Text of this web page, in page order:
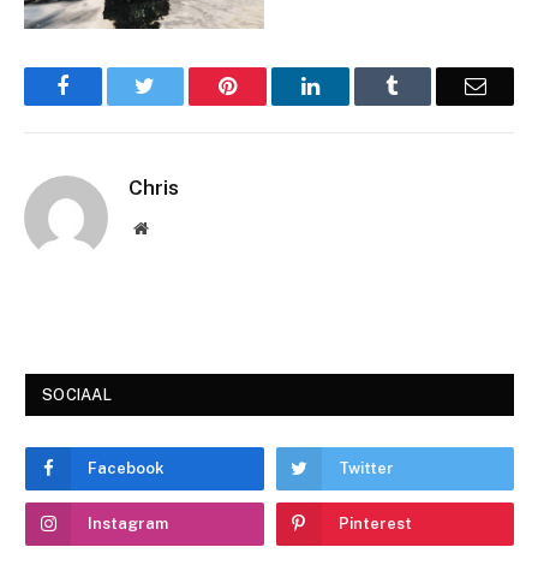
Facebook Pinterest LinkedIn Email
Chris
Website
SOCIAAL
Facebook Twitter
Instagram Pinterest